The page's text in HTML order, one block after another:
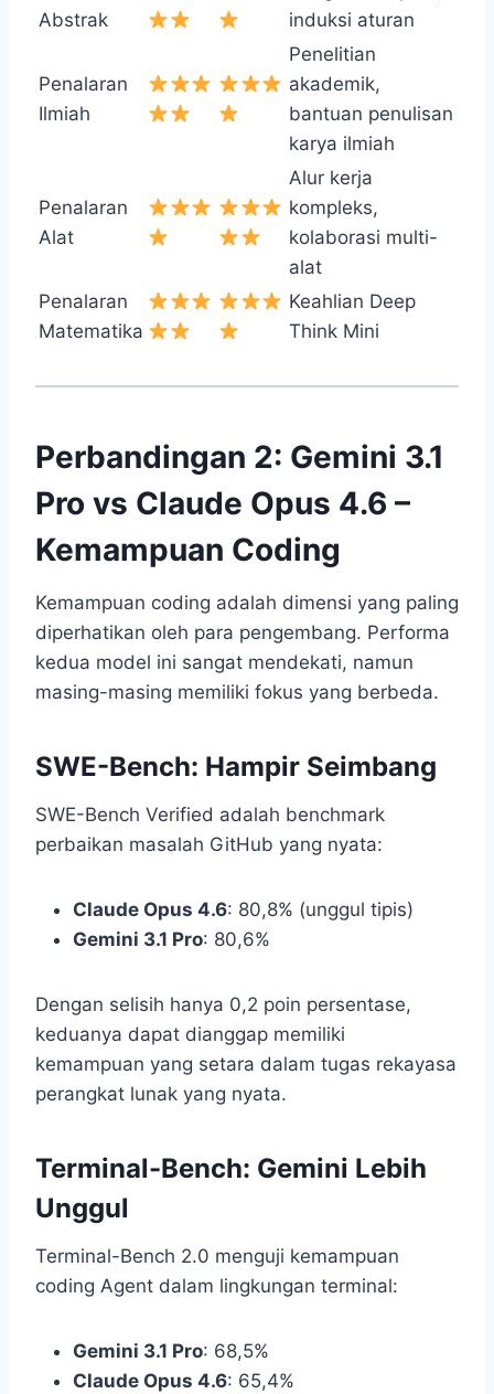
Abstrak
induksi aturan
Penalaran
Ilmiah
Penelitian
akademik,
bantuan penulisan
karya ilmiah
Penalaran
Alat
Alur kerja
kompleks,
kolaborasi multi-
alat
Penalaran
Matematika
Keahlian Deep
Think Mini
Perbandingan 2: Gemini 3.1
Pro vs Claude Opus 4.6 –
Kemampuan Coding
Kemampuan coding adalah dimensi yang paling
diperhatikan oleh para pengembang. Performa
kedua model ini sangat mendekati, namun
masing-masing memiliki fokus yang berbeda.
SWE-Bench: Hampir Seimbang
SWE-Bench Verified adalah benchmark
perbaikan masalah GitHub yang nyata:
Claude Opus 4.6: 80,8% (unggul tipis)
Gemini 3.1 Pro: 80,6%
Dengan selisih hanya 0,2 poin persentase,
keduanya dapat dianggap memiliki
kemampuan yang setara dalam tugas rekayasa
perangkat lunak yang nyata.
Terminal-Bench: Gemini Lebih
Unggul
Terminal-Bench 2.0 menguji kemampuan
coding Agent dalam lingkungan terminal:
Gemini 3.1 Pro: 68,5%
Claude Opus 4.6: 65,4%